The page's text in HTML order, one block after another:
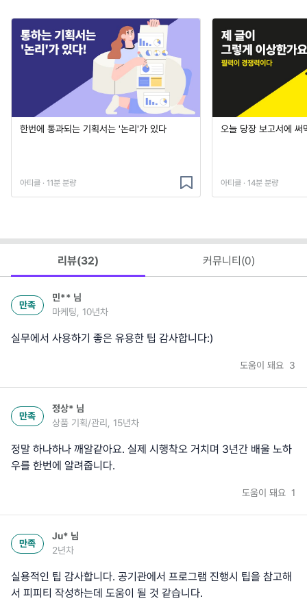
한번에 통과되는 기획서는 '논리'가 있다
아티클 · 11분 분량
오늘 당장 보고서에 써
아티클 · 14분 분량
리뷰(32) 커뮤니티(0)
만족
민** 님
마케팅, 10년차
실무에서 사용하기 좋은 유용한 팁 감사합니다:)
도움이 돼요 3
만족
정상* 님
상품 기획/관리, 15년차
정말 하나하나 깨알같아요. 실제 시행착오 거치며 3년간 배울 노하
우를 한번에 알려줍니다.
도움이 돼요 1
만족
Ju* 님
2년차
실용적인 팁 감사합니다. 공기관에서 프로그램 진행시 팁을 참고해
서 피피티 작성하는데 도움이 될 것 같습니다.